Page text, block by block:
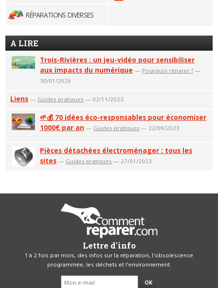
RÉPARATIONS DIVERSES
A LIRE
Trois-Rivières : un jeu-vidéo pour sensibiliser
aux impacts du numérique — Pourquoi réparer ? —
30/01/2026
Liens — Guides pratiques — 02/11/2023
🌱💰 70 idées éco-responsables pour économiser
1000€ par an — Guides pratiques — 22/09/2023
Pièces détachées électroménager : tous les
sites — Guides pratiques — 27/01/2023
Lettre d'info
1 à 2 fois par mois, des infos sur la réparation, l'obsolescence
programmée, les déchets et l'environnement.
OK